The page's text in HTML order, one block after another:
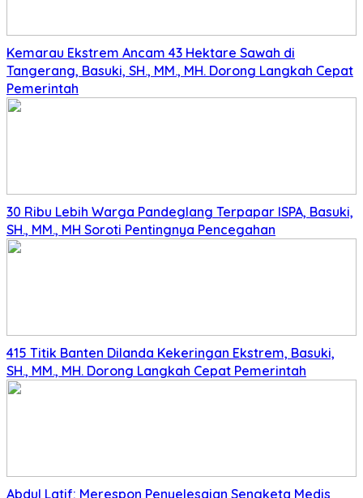
Kemarau Ekstrem Ancam 43 Hektare Sawah di
Tangerang, Basuki, SH., MM., MH. Dorong Langkah Cepat
Pemerintah
30 Ribu Lebih Warga Pandeglang Terpapar ISPA, Basuki,
SH., MM., MH Soroti Pentingnya Pencegahan
415 Titik Banten Dilanda Kekeringan Ekstrem, Basuki,
SH., MM., MH. Dorong Langkah Cepat Pemerintah
Abdul Latif: Merespon Penyelesaian Sengketa Medis